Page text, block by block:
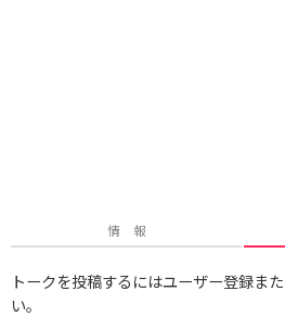
情 報
トークを投稿するにはユーザー登録ま
い。